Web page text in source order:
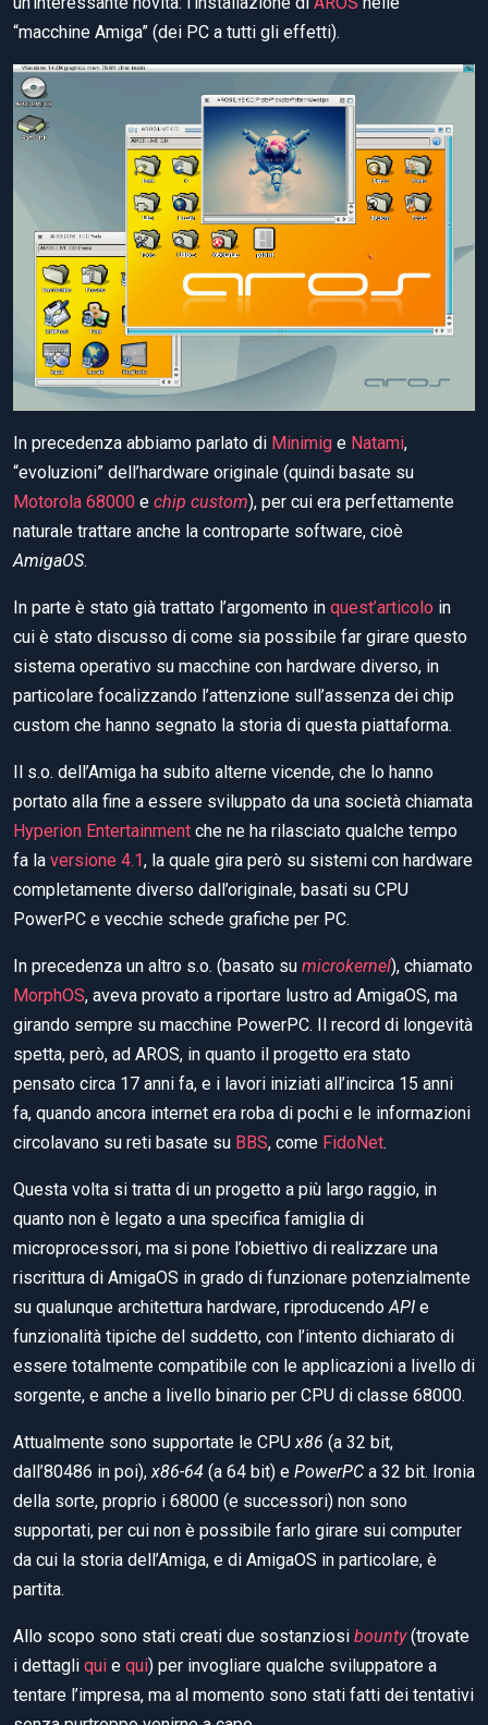
“macchine Amiga” (dei PC a tutti gli effetti).
In precedenza abbiamo parlato di Minimig e Natami,
“evoluzioni” dell’hardware originale (quindi basate su
Motorola 68000 e chip custom), per cui era perfettamente
naturale trattare anche la controparte software, cioè
AmigaOS.
In parte è stato già trattato l’argomento in quest’articolo in
cui è stato discusso di come sia possibile far girare questo
sistema operativo su macchine con hardware diverso, in
particolare focalizzando l’attenzione sull’assenza dei chip
custom che hanno segnato la storia di questa piattaforma.
Il s.o. dell’Amiga ha subito alterne vicende, che lo hanno
portato alla fine a essere sviluppato da una società chiamata
Hyperion Entertainment che ne ha rilasciato qualche tempo
fa la versione 4.1, la quale gira però su sistemi con hardware
completamente diverso dall’originale, basati su CPU
PowerPC e vecchie schede grafiche per PC.
In precedenza un altro s.o. (basato su microkernel), chiamato
MorphOS, aveva provato a riportare lustro ad AmigaOS, ma
girando sempre su macchine PowerPC. Il record di longevità
spetta, però, ad AROS, in quanto il progetto era stato
pensato circa 17 anni fa, e i lavori iniziati all’incirca 15 anni
fa, quando ancora internet era roba di pochi e le informazioni
circolavano su reti basate su BBS, come FidoNet.
Questa volta si tratta di un progetto a più largo raggio, in
quanto non è legato a una specifica famiglia di
microprocessori, ma si pone l’obiettivo di realizzare una
riscrittura di AmigaOS in grado di funzionare potenzialmente
su qualunque architettura hardware, riproducendoAPI e
funzionalità tipiche del suddetto, con l’intento dichiarato di
essere totalmente compatibile con le applicazioni a livello di
sorgente, e anche a livello binario per CPU di classe 68000.
Attualmente sono supportate le CPUx86 (a 32 bit,
dall’80486 in poi),x86-64 (a 64 bit) e PowerPC a 32 bit. Ironia
della sorte, proprio i 68000 (e successori) non sono
supportati, per cui non è possibile farlo girare sui computer
da cui la storia dell’Amiga, e di AmigaOS in particolare, è
partita.
Allo scopo sono stati creati due sostanziosi bounty(trovate
i dettagli qui e qui) per invogliare qualche sviluppatore a
tentare l’impresa, ma al momento sono stati fatti dei tentativi